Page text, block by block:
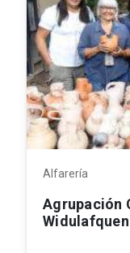
Alfarería
Agrupación
Widulafquen